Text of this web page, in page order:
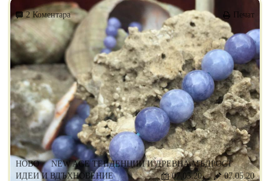
2 Коментара Печат
НОВО
NEW AGE ТЕНДЕНЦИИ И ДРЕВНА МЪДРОСТ
ИДЕИ И ВДЪХНОВЕНИЕ
07.05.20
07.05.20